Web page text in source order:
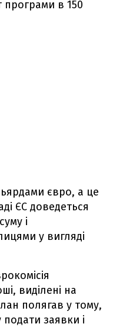
програми в 150
євро, а це
ЄС доведеться
і
у вигляді
виділені на
полягав у тому,
заявки і